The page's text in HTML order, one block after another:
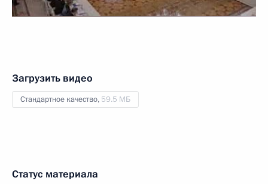
Загрузить видео
Стандартное качество, 59.5 МБ
Статус материала